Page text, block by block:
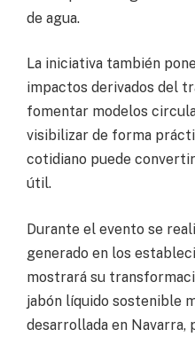
de agua.
La iniciativa también
impactos derivados del
fomentar modelos
visibilizar de forma
cotidiano puede
útil.
Durante el evento se
generado en los
mostrará su
jabón líquido sostenible
desarrollada en Navarra,